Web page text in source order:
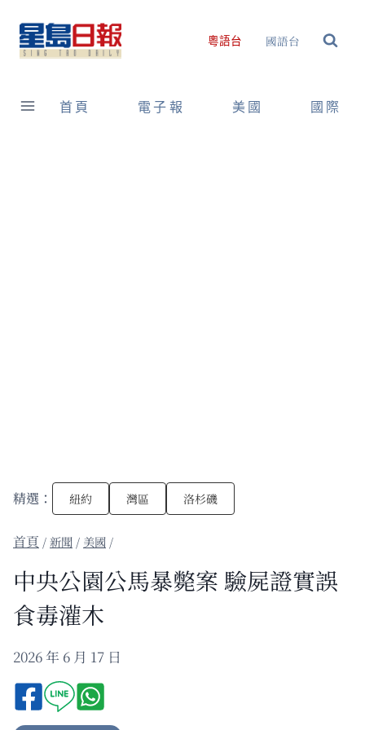
content
粵語台 國語台
首頁 電子報 美國 國際
精選： 紐約 灣區 洛杉磯
/新聞 / 美國 /
中央公園公馬暴斃案 驗屍證實誤
食毒灌木
2026 年 6 月 17 日